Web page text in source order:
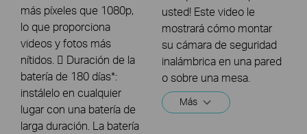
más píxeles que 1080p,
lo que proporciona
videos y fotos más
nítidos.  Duración de la
batería de 180 días*:
instálelo en cualquier
lugar con una batería de
larga duración. La batería
usted! Este video le
mostrará cómo montar
su cámara de seguridad
inalámbrica en una pared
o sobre una mesa.
Más